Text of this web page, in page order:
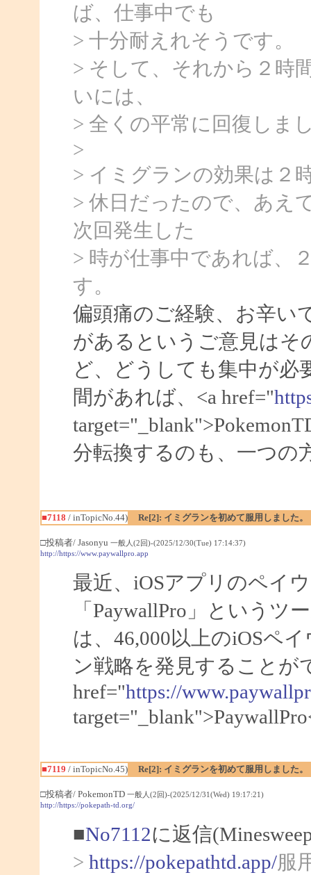
ば、仕事中でも
> 十分耐えれそうです。
> そして、それから２時
いには、
> 全くの平常に回復しま
>
> イミグランの効果は２
> 休日だったので、あえ
次回発生した
> 時が仕事中であれば、
す。
偏頭痛のご経験、お辛い
があるというご意見はそ
ど、どうしても集中が必
間があれば、<a href="
分転換するのも、一つの
■7118 / inTopicNo.44) Re[2]: イミグランを初めて服用しました。
□投稿者/ Jasonyu 一般人(2回)-(2025/12/30(Tue) 17:14:37)
http://https://www.paywallpro.app
最近、iOSアプリのペイ
「PaywallPro」という
は、46,000以上のiOSペ
ン戦略を発見することが
href="https://
■7119 / inTopicNo.45) Re[2]: イミグランを初めて服用しました。
□投稿者/ PokemonTD 一般人(2回)-(2025/12/31(Wed) 19:17:21)
http://https://pokepath-td.org/
■No7112に返信
> https://pokepathtd.app/服